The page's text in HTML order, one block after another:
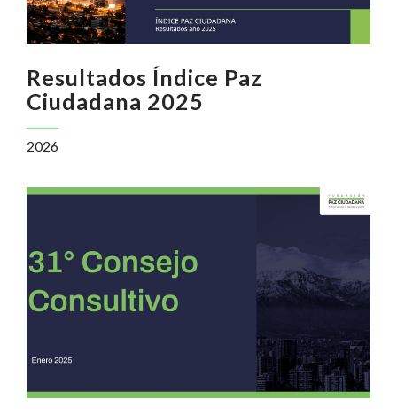
Resultados Índice Paz
Ciudadana 2025
2026